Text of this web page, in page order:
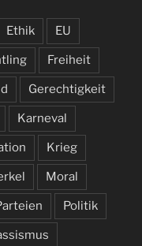
Ethik EU
Freiheit
Gerechtigkeit
Karneval
Krieg
Moral
Politik